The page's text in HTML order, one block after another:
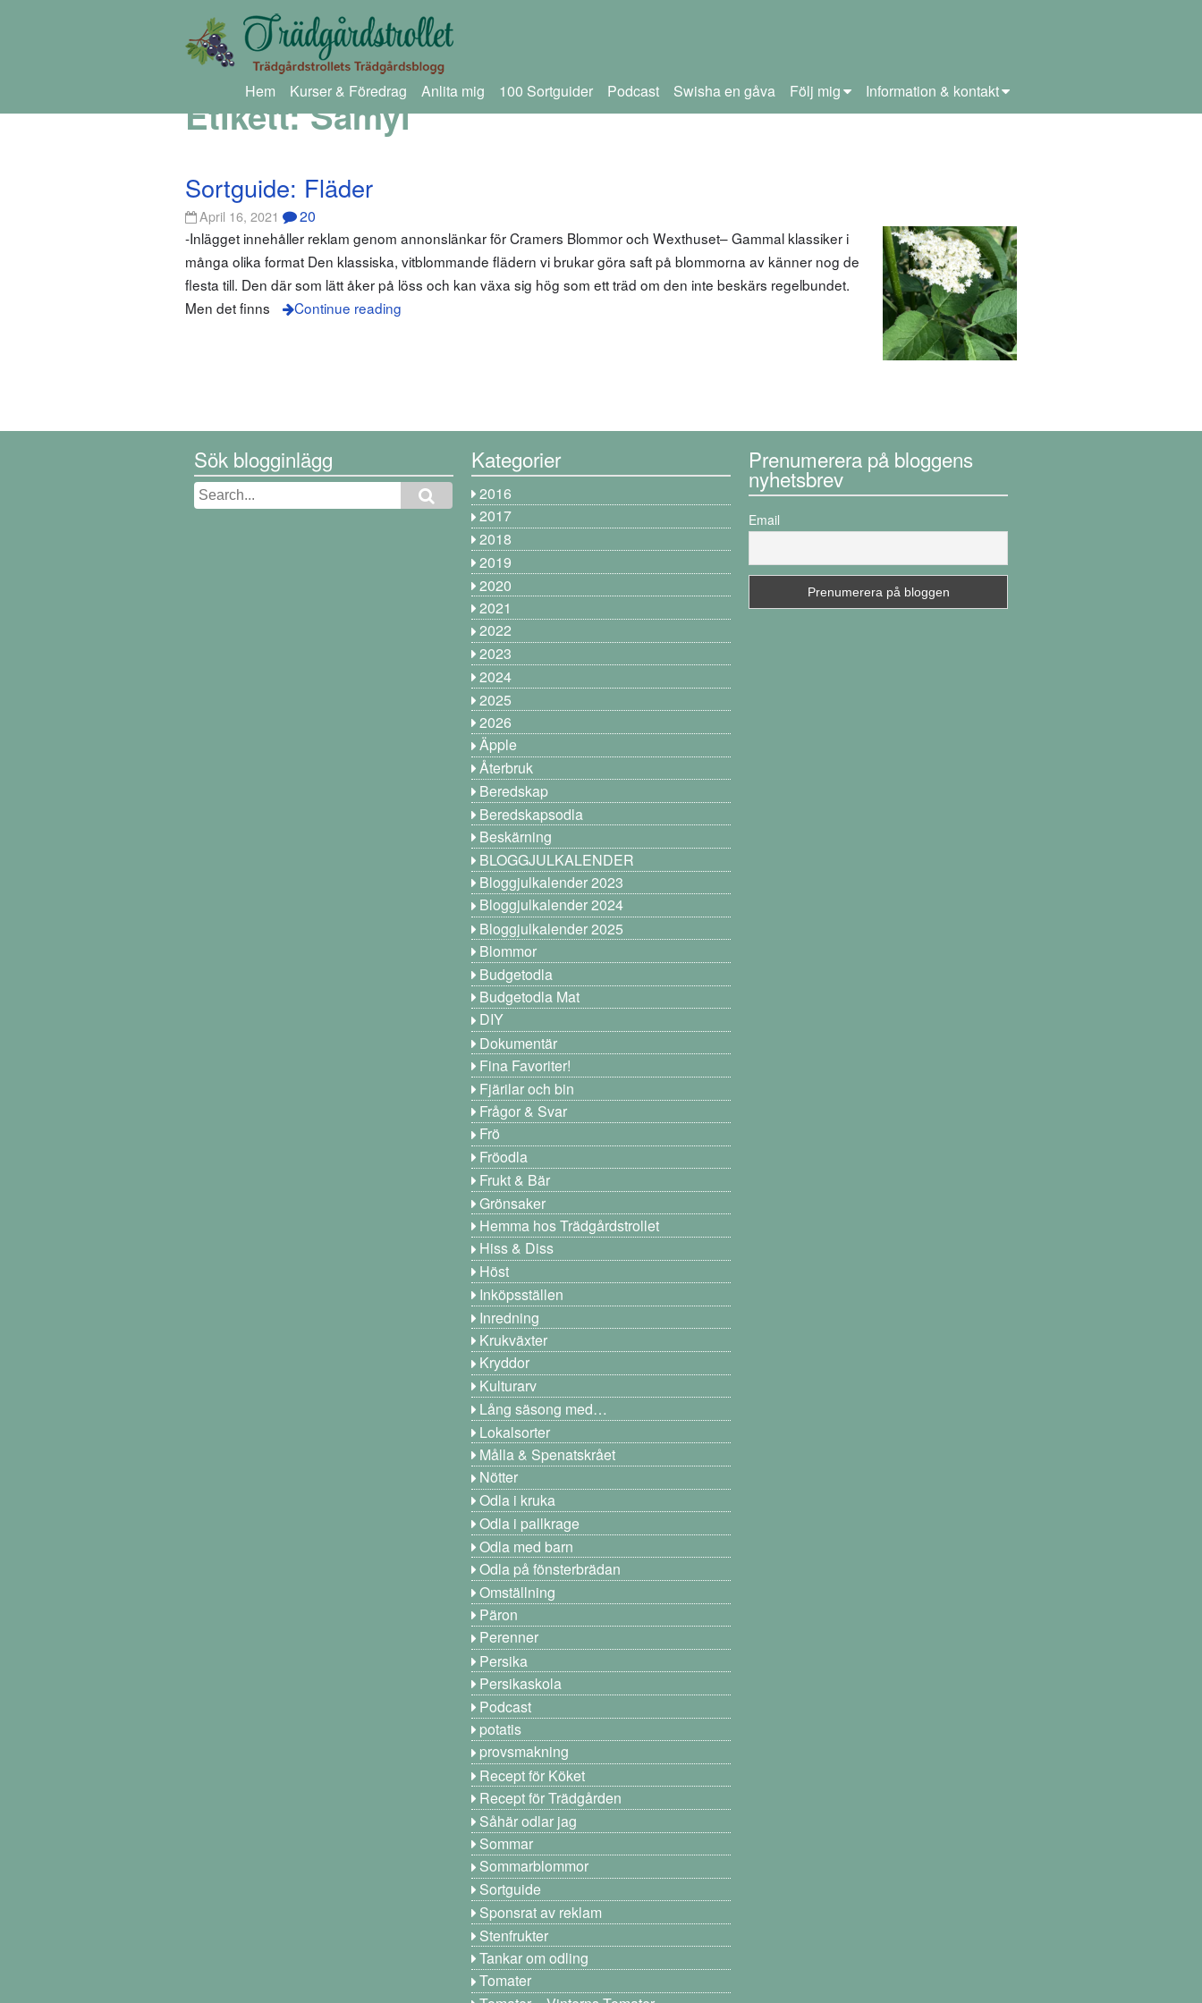
Hem Kurser & Föredrag Anlita mig 100 Sortguider Podcast Swisha en gåva Följ mig Information & kontakt
Etikett:Samyl
Sortguide: Fläder
April 16, 2021 20
-Inlägget innehåller reklam genom annonslänkar för Cramers Blommor och Wexthuset– Gammal klassiker i
många olika format Den klassiska, vitblommande flädern vi brukar göra saft på blommorna av känner nog de
flesta till. Den där som lätt åker på löss och kan växa sig hög som ett träd om den inte beskärs regelbundet.
Men det finns
Continue reading
Sök blogginlägg Kategorier
2016
2017
2018
2019
2020
2021
2022
2023
2024
2025
2026
Äpple
Återbruk
Beredskap
Beredskapsodla
Beskärning
BLOGGJULKALENDER
Bloggjulkalender 2023
Bloggjulkalender 2024
Bloggjulkalender 2025
Blommor
Budgetodla
Budgetodla Mat
DIY
Dokumentär
Fina Favoriter!
Fjärilar och bin
Frågor & Svar
Frö
Fröodla
Frukt & Bär
Grönsaker
Hemma hos Trädgårdstrollet
Hiss & Diss
Höst
Inköpsställen
Inredning
Krukväxter
Kryddor
Kulturarv
Lång säsong med…
Lokalsorter
Målla & Spenatskrået
Nötter
Odla i kruka
Odla i pallkrage
Odla med barn
Odla på fönsterbrädan
Omställning
Päron
Perenner
Persika
Persikaskola
Podcast
potatis
provsmakning
Recept för Köket
Recept för Trädgården
Såhär odlar jag
Sommar
Sommarblommor
Sortguide
Sponsrat av reklam
Stenfrukter
Tankar om odling
Tomater
Prenumerera på bloggens
nyhetsbrev
Email